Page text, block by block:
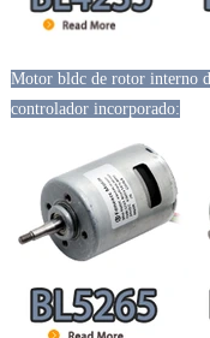
Motor bldc de rotor interno
controlador incorporado: